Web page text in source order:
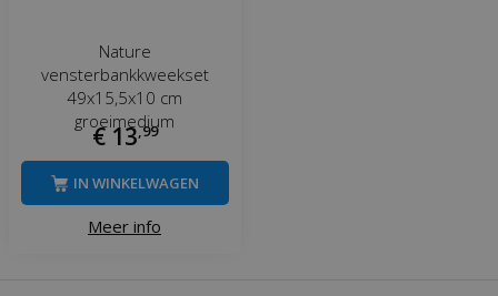
Nature
vensterbankkweekset
49x15,5x10 cm
groeimedium
€13,99
Meer info
IN WINKELWAGEN